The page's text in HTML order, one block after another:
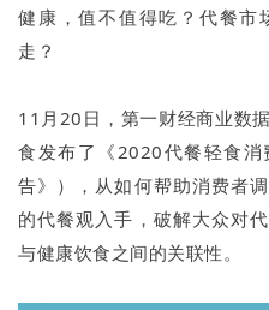
健康，值不值得吃？代餐市
走？
11月20日，第一财经商业数
食发布了《2020代餐轻食
告》），从如何帮助消费者
的代餐观入手，破解大众对
与健康饮食之间的关联性。